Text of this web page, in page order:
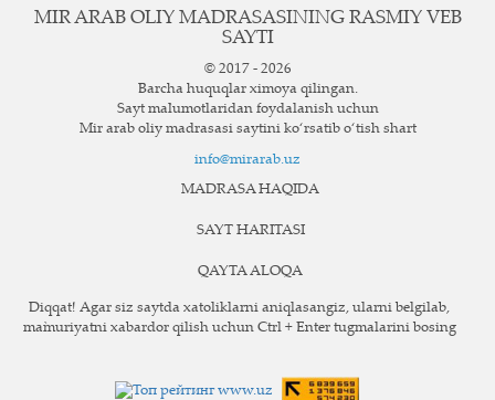
MIR ARAB OLIY MADRASASINING RASMIY VEB
SAYTI
© 2017 - 2026
Barcha huquqlar ximoya qilingan.
Sayt ma`lumotlaridan foydalanish uchun
Mir arab oliy madrasasi saytini ko‘rsatib o‘tish shart
info@mirarab.uz
MADRASA HAQIDA
SAYT HARITASI
QAYTA ALOQA
Diqqat! Agar siz saytda xatoliklarni aniqlasangiz, ularni belgilab,
ma`muriyatni xabardor qilish uchun Ctrl + Enter tugmalarini bosing